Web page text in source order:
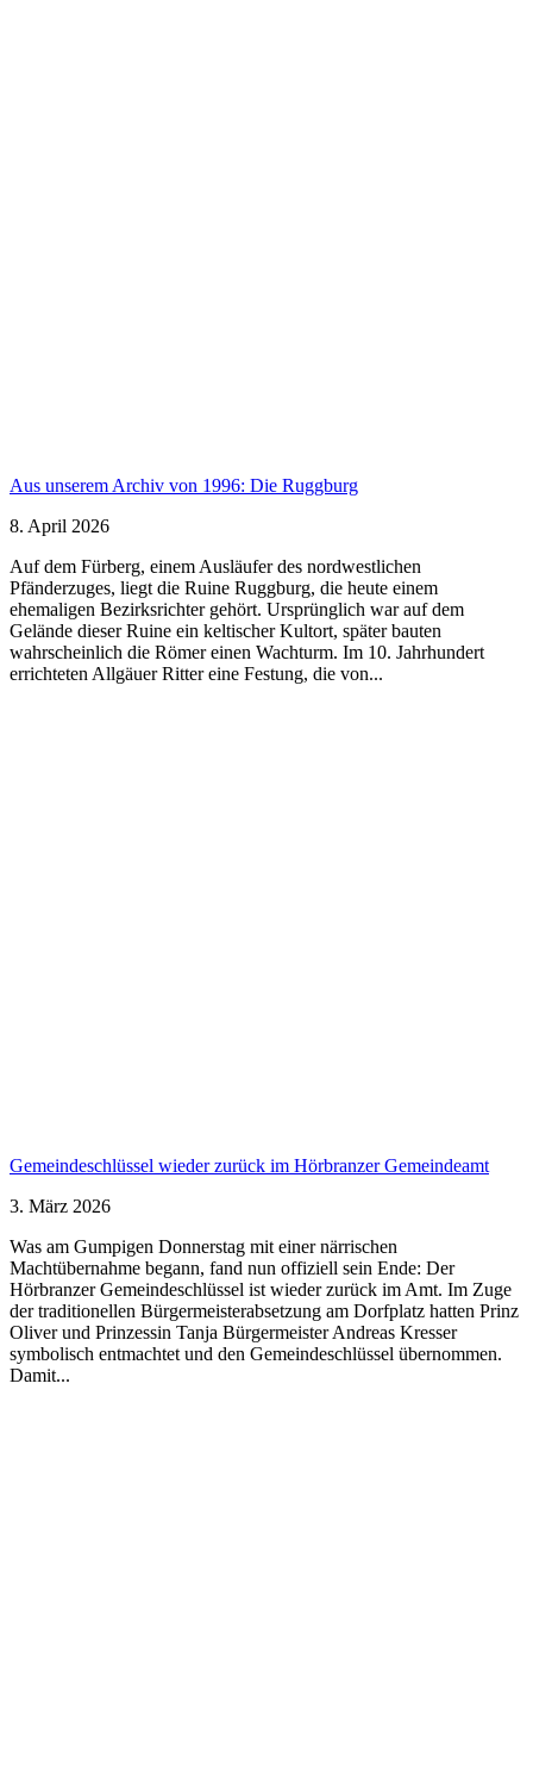
Aus unserem Archiv von 1996: Die Ruggburg
8. April 2026
Auf dem Fürberg, einem Ausläufer des nordwestlichen
Pfänderzuges, liegt die Ruine Ruggburg, die heute einem
ehemaligen Bezirksrichter gehört. Ursprünglich war auf dem
Gelände dieser Ruine ein keltischer Kultort, später bauten
wahrscheinlich die Römer einen Wachturm. Im 10. Jahrhundert
errichteten Allgäuer Ritter eine Festung, die von...
Gemeindeschlüssel wieder zurück im Hörbranzer Gemeindeamt
3. März 2026
Was am Gumpigen Donnerstag mit einer närrischen
Machtübernahme begann, fand nun offiziell sein Ende: Der
Hörbranzer Gemeindeschlüssel ist wieder zurück im Amt. Im Zuge
der traditionellen Bürgermeisterabsetzung am Dorfplatz hatten Prinz
Oliver und Prinzessin Tanja Bürgermeister Andreas Kresser
symbolisch entmachtet und den Gemeindeschlüssel übernommen.
Damit...